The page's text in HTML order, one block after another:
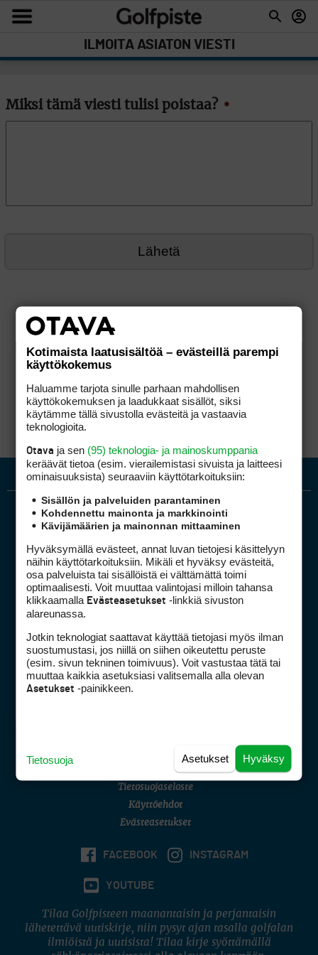
ILMOITA ASIATON VIESTI
Miksi tämä viesti tulisi poistaa? *
Golfpiste mediakortti
Golfpisteen yhteystiedot
DSA avoimuusraportti
Asiakaspalvelu
(digi) digi@otavamedia.fi
Tietosuojaseloste
Käyttöehdot
Evästeasetukset
FACEBOOK INSTAGRAM
YOUTUBE
Tilaa Golfpisteen maanantaisin ja perjantaisin
lähetettävä uutiskirje, niin pysyt ajan tasalla golfalan
ilmiöistä ja uutisista! Tilaa kirje syöttämällä
Kotimaista laatusisältöä – evästeillä parempi
käyttökokemus
Haluamme tarjota sinulle parhaan mahdollisen
käyttökokemuksen ja laadukkaat sisällöt, siksi
käytämme tällä sivustolla evästeitä ja vastaavia
teknologioita.
Otava ja sen (95) teknologia- ja mainoskumppania
keräävät tietoa (esim. vierailemis­tasi sivuista ja laitteesi
ominaisuuk­sista) seuraaviin käyttötarkoituksiin:
Sisällön ja palveluiden parantaminen
Kohdennettu mainonta ja markkinointi
Kävijämäärien ja mainonnan mittaaminen
Hyväksymällä evästeet, annat luvan tietojesi käsittelyyn
näihin käyttötarkoituksiin. Mikäli et hyväksy evästeitä,
osa palveluista tai sisällöistä ei välttämättä toimi
optimaalisesti. Voit muuttaa valintojasi milloin tahansa
klikkaamalla Evästeasetukset -linkkiä sivuston
alareunassa.
Jotkin teknologiat saattavat käyttää tietojasi myös ilman
suostumustasi, jos niillä on siihen oikeutettu peruste
(esim. sivun tekninen toimivuus). Voit vastustaa tätä tai
muuttaa kaikkia asetuksiasi valitsemalla alla olevan
Asetukset -painikkeen.
Hyväksy
Asetukset
Tietosuoja